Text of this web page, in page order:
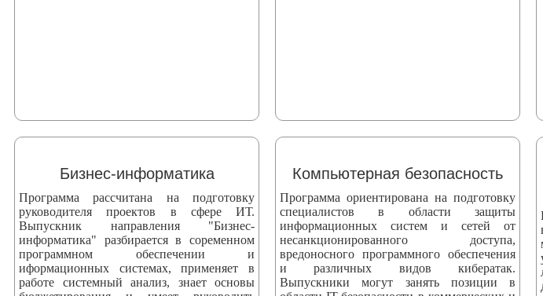
Бизнес-информатика
Программа рассчитана на подготовку
руководителя проектов в сфере ИТ.
Выпускник направления "Бизнес-
информатика" разбирается в соременном
программном обеспечении и
иформационных системах, применяет в
работе системный анализ, знает основы
Компьютерная безопасность
Программа ориентирована на подготовку
специалистов в области защиты
информационных систем и сетей от
несанкционированного доступа,
вредоносного программного обеспечения
и различных видов кибератак.
Выпускники могут занять позиции в